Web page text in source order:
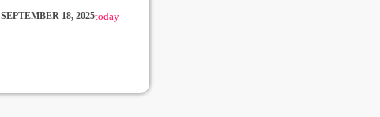
today
SEPTEMBER 18, 2025